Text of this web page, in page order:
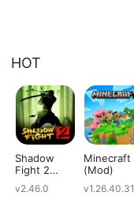
HOT
Shadow
Fight 2
v2.46.0
Minecraft
(Mod)
v1.26.40.31